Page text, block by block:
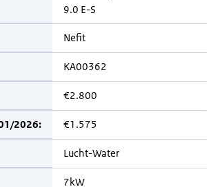
9.0 E-S
Nefit
KA00362
€2.800
2026: €1.575
Lucht-Water
7kW